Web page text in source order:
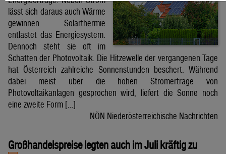
lässt sich daraus auch Wärme
gewinnen. Solarthermie
entlastet das Energiesystem.
Dennoch steht sie oft im
Schatten der Photovoltaik. Die Hitzewelle der vergangenen Tage
hat Österreich zahlreiche Sonnenstunden beschert. Während
dabei meist über die hohen Stromerträge von
Photovoltaikanlagen gesprochen wird, liefert die Sonne noch
eine zweite Form […]
NÖN Niederösterreichische Nachrichten
Großhandelspreise legten auch im Juli kräftig zu